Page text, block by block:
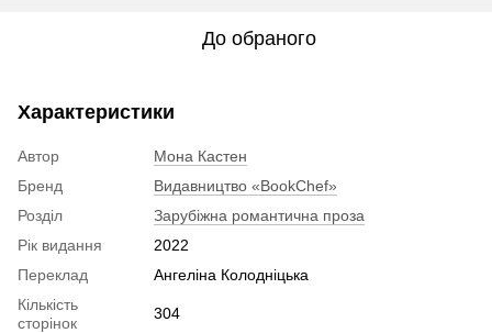
До обраного
Характеристики
Автор
Мона Кастен
Бренд
Видавництво «BookChef»
Розділ
Зарубіжна романтична проза
Рік видання
2022
Переклад
Ангеліна Колодніцька
Кількість
сторінок
304